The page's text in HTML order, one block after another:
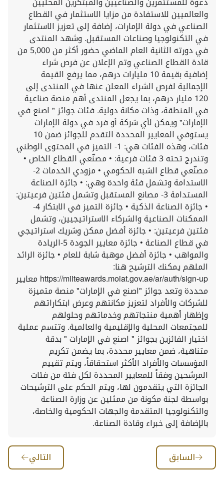
والعالميين للاستفادة من مزايا الاستثمار في القطاع
الصناعي في دولة الإمارات، إضافة إلى تعزيز الاستثمار
في التكنولوجيا وصناعات المستقبل. وشهد المنتدى
في دورته الثانية العام الماضي حضور أكثر من 5,000 من
قادة القطاع الصناعي وتم الإعلان عن فرص شراء
إضافية بقيمة 10 مليارات درهم، مما يرفع القيمة
الإجمالية لفرص الشراء المعلن عنها في المنتدى إلى
120 مليار درهم، بما يجعل المنتدى أهم منصة صناعية
في المنطقة، وذات مكانة دولية. فئات جوائز " اصنع في
الإمارات" ويمكن لأي شركة أو فرد في دولة الإمارات
يستوفي المعايير المحددة التقدم للجوائز ضمن 10
فئات، وهذه الفئات هي: 1- التميز في المحتوى الوطني
وتندرج تحته 3 فئات فرعية: • مصنّعي القطاع الخاص •
مصنّعي قطاع الشبه الحكومي • مزودي الخدمات 2-
الاستدامة وتشمل فئة واحدة وهي: • جائزة الصناعة
المستدامة 3- مصانع المستقبل وتشمل فئتين فرعيتين:
• جائزة الصناعة الذكية • جائزة التميز في الابتكار 4-
الممكنات الصناعية والشركاء الاستراتيجيين، وتشمل
فئتين فرعيتين: • جائزة أفضل ممكن وشريك استراتيجي
في قطاع الصناعة • جائزة معايير الجودة 5-الريادة
والمواهب • جائزة أفضل موهبة شابة للعام • جائزة الرائد
الملهم يمكنك الترشيح هنا:
https://miiteawards.moiat.gov.ae/ar/auth/sign-up معايير
محددة وتعد جوائز "اصنع في الإمارات" منصة متميزة
للشركات والأفراد لتعزيز مكانتهم وعرض ابتكاراتهم
وإظهار أهمية منتجاتهم وخدماتهم وحلولهم
للمجتمعات المحلية والإقليمية والعالمية. وتتسم عملية
اختيار الفائزين بجوائز " اصنع في الإمارات " بدقة
متناهية، ضمن معايير محددة، بما يضمن تكريم
المؤسسات والأفراد الأكثر استحقاقاً، ويتم تقييم
المرشحين وفقاً للمعايير المحددة لكل فئة من فئات
الجائزة التي يتقدمون لها، ويتم الحكم على الترشيحات
بواسطة لجنة مكونة من ممثلين عن وزارة الصناعة
والتكنولوجيا المتقدمة والجهات الحكومية والخاصة،
بالإضافة إلى خبراء وقادة الصناعة.
السابق التالي